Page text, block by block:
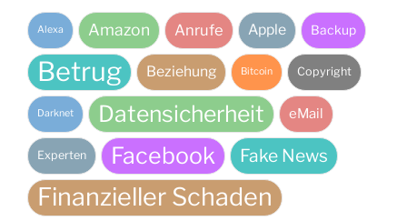
Alexa Amazon Anrufe Apple Backup
Betrug Beziehung Bitcoin Copyright
Darknet Datensicherheit eMail
Experten Facebook Fake News
Finanzieller Schaden